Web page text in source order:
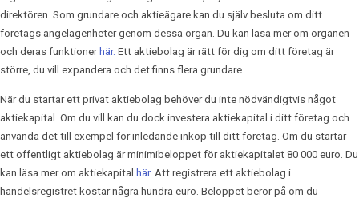
direktören. Som grundare och aktieägare kan du själv besluta om ditt
företags angelägenheter genom dessa organ. Du kan läsa mer om organen
och deras funktioner här. Ett aktiebolag är rätt för dig om ditt företag är
större, du vill expandera och det finns flera grundare.
När du startar ett privat aktiebolag behöver du inte nödvändigtvis något
aktiekapital. Om du vill kan du dock investera aktiekapital i ditt företag och
använda det till exempel för inledande inköp till ditt företag. Om du startar
ett offentligt aktiebolag är minimibeloppet för aktiekapitalet 80 000 euro. Du
kan läsa mer om aktiekapital här. Att registrera ett aktiebolag i
handelsregistret kostar några hundra euro. Beloppet beror på om du